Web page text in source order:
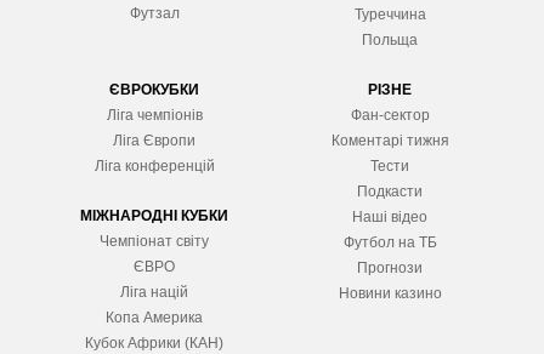
Футзал
Туреччина
Польща
ЄВРОКУБКИ
Ліга чемпіонів
Ліга Європи
Ліга конференцій
МІЖНАРОДНІ КУБКИ
Чемпіонат світу
ЄВРО
Ліга націй
Копа Америка
Кубок Африки (КАН)
РІЗНЕ
Фан-сектор
Коментарі тижня
Тести
Подкасти
Наші відео
Футбол на ТБ
Прогнози
Новини казино